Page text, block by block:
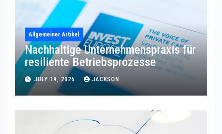
Allgemeiner Artikel
Nachhaltige Unternehmenspraxis für
resiliente Betriebsprozesse
JULY 19, 2026 JACKSON